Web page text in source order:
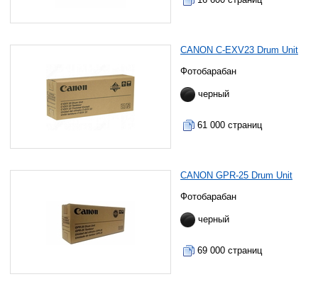
CANON C-EXV23 Drum Unit
Фотобарабан
черный
61 000 страниц
CANON GPR-25 Drum Unit
Фотобарабан
черный
69 000 страниц